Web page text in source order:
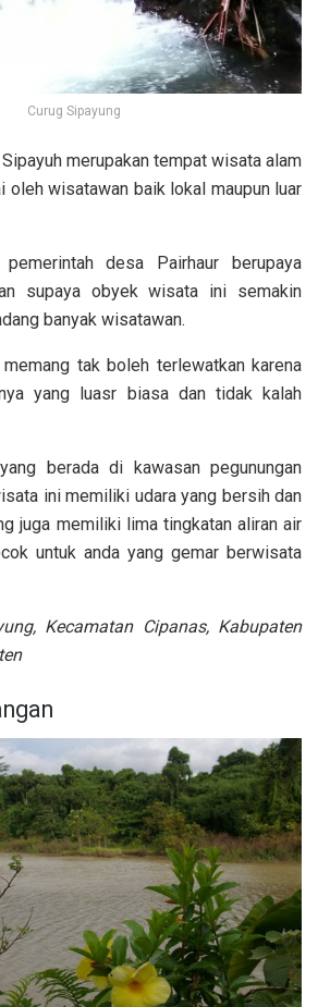
Curug Sipayung
merupakan tempat wisata alam
oleh wisatawan baik lokal maupun luar
desa Pairhaur berupaya
supaya obyek wisata ini semakin
banyak wisatawan.
memang tak boleh terlewatkan karena
yang luasr biasa dan tidak kalah
berada di kawasan pegunungan
ini memiliki udara yang bersih dan
juga memiliki lima tingkatan aliran air
untuk anda yang gemar berwisata
Kecamatan Cipanas, Kabupaten